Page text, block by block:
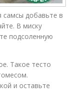
самсы добавьте в
В миску
подсоленную
Такое тесто
и оставьте